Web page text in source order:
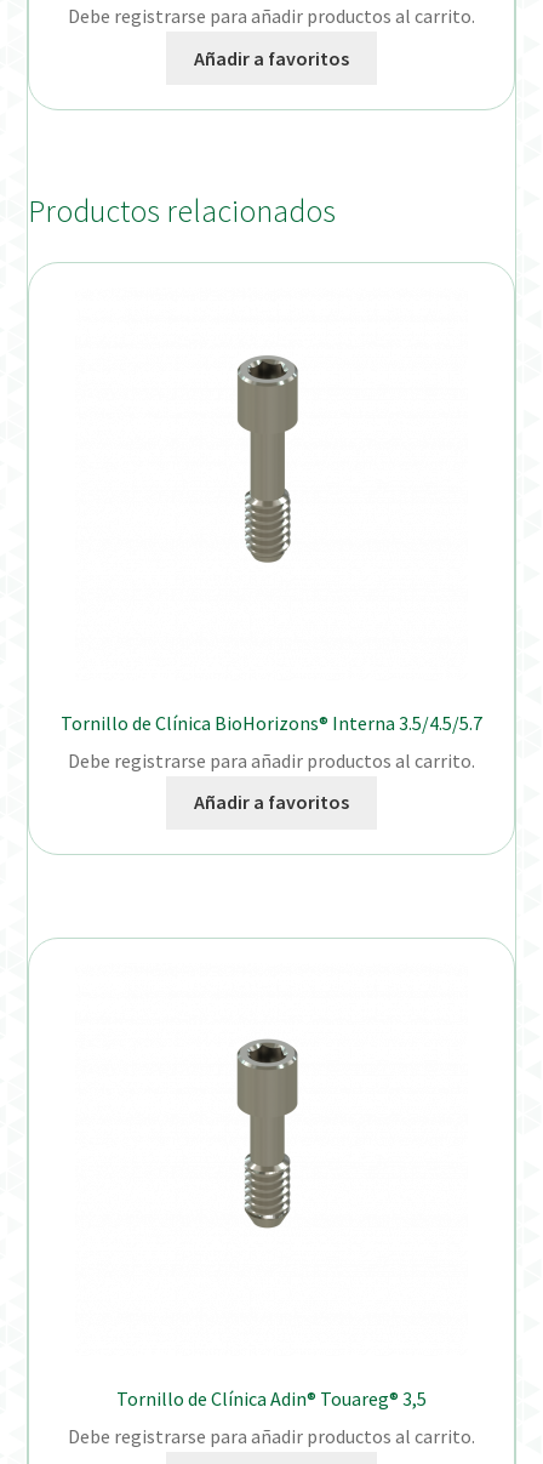
Debe registrarse para añadir productos al carrito.
Añadir a favoritos
Productos relacionados
Tornillo de Clínica BioHorizons® Interna 3.5/4.5/5.7
Debe registrarse para añadir productos al carrito.
Añadir a favoritos
Tornillo de Clínica Adin® Touareg® 3,5
Debe registrarse para añadir productos al carrito.